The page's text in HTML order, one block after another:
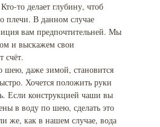
то делает глубину, чтоб
плечи. В данном случае
вам предпочтительней. Мы
и выскажем свои
счёт.
даже зимой, становится
Хочется положить руки
Если конструкцией чаши вы
в воду по шею, сделать это
же, как в нашем случае, вода